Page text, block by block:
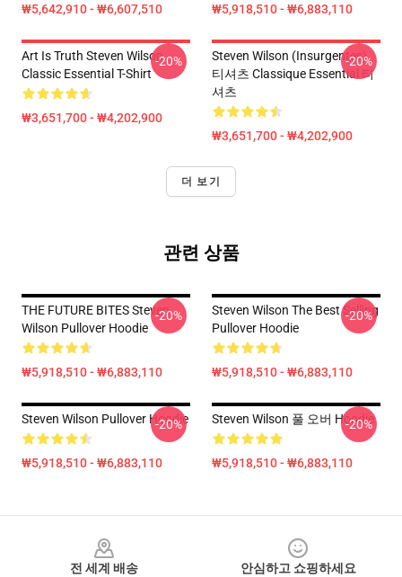
₩5,642,910 - ₩6,607,510 ₩5,918,510 - ₩6,883,110
Art Is Truth Steven Wilson
Classic Essential T-Shirt
₩3,651,700 - ₩4,202,900
-20%
Steven Wilson (insurgentes)
티셔츠 Classique Essential 티
셔츠
₩3,651,700 - ₩4,202,900
-20%
더 보기
관련 상품
THE FUTURE BITES Steven
Wilson Pullover Hoodie
₩5,918,510 - ₩6,883,110
-20%
Steven Wilson The Best Selling
Pullover Hoodie
₩5,918,510 - ₩6,883,110
-20%
Steven Wilson Pullover Hoodie
₩5,918,510 - ₩6,883,110
-20% Steven Wilson 풀 오버 Hoodie
₩5,918,510 - ₩6,883,110
-20%
전 세계 배송
안심하고 쇼핑하세요